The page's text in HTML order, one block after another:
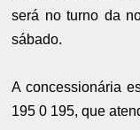
será no turno da
sábado.
A concessionária
195 0 195, que